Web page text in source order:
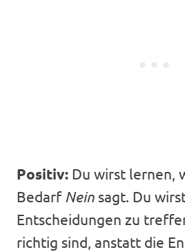
Positiv: Du wirst lernen,
Bedarf Nein sagt. Du
Entscheidungen zu
richtig sind, anstatt die